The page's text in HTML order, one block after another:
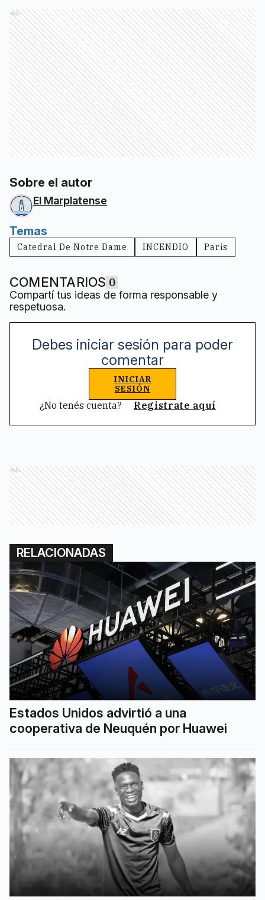
Ads
Sobre el autor
El Marplatense
Temas
Catedral De Notre Dame INCENDIO Paris
COMENTARIOS 0
Compartí tus ideas de forma responsable y
respetuosa.
Debes iniciar sesión para poder
comentar
INICIAR
SESIÓN
¿No tenés cuenta? Registrate aquí
Ads
RELACIONADAS
Estados Unidos advirtió a una
cooperativa de Neuquén por Huawei